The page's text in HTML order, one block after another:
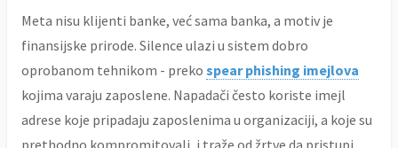
Meta nisu klijenti banke, već sama banka, a motiv je
finansijske prirode. Silence ulazi u sistem dobro
oprobanom tehnikom - preko spear phishing imejlova
kojima varaju zaposlene. Napadači često koriste imejl
adrese koje pripadaju zaposlenima u organizaciji, a koje su
prethodno kompromitovali, i traže od žrtve da pristupi